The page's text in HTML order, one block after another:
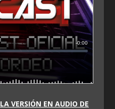
VERSIÓN EN AUDIO DE